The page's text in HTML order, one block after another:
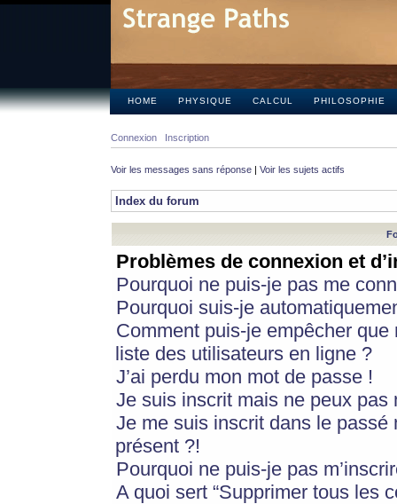
HOME PHYSIQUE CALCUL PHILOSOPHIE
Connexion Inscription
Voir les messages sans réponse | Voir les sujets actifs
Index du forum
Problèmes de connexion et
Pourquoi ne puis-je pas me
Pourquoi suis-je
Comment puis-je empêcher
liste des utilisateurs en ligne ?
J’ai perdu mon mot de passe !
Je suis inscrit mais ne peux pas
Je me suis inscrit dans le
présent ?!
Pourquoi ne puis-je pas
A quoi sert “Supprimer tous les